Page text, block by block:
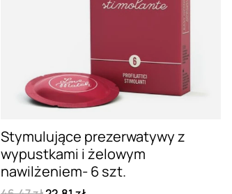
Stymulujące prezerwatywy z
wypustkami i żelowym
nawilżeniem- 6 szt.